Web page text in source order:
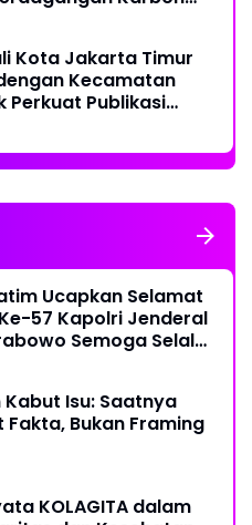
Kota Jakarta Timur
Kecamatan
Perkuat Publikasi
Ucapkan Selamat
57 Kapolri Jenderal
Semoga Selalu
Kabut Isu: Saatnya
Fakta, Bukan Framing
KOLAGITA dalam